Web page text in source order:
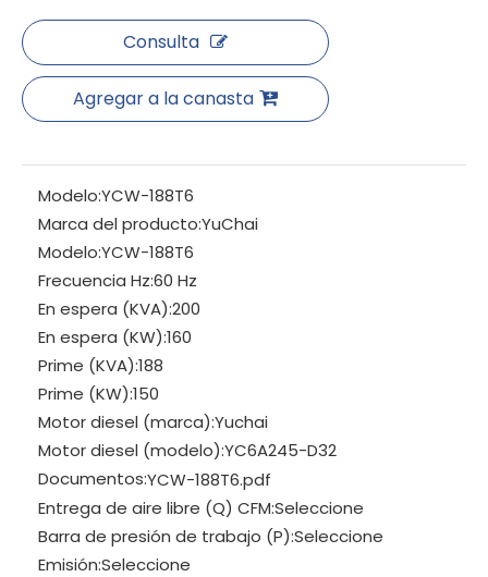
Consulta
Agregar a la canasta
Modelo:YCW-188T6
Marca del producto:YuChai
Modelo:YCW-188T6
Frecuencia Hz:60 Hz
En espera (KVA):200
En espera (KW):160
Prime (KVA):188
Prime (KW):150
Motor diesel (marca):Yuchai
Motor diesel (modelo):YC6A245-D32
Documentos:YCW-188T6.pdf
Entrega de aire libre (Q) CFM:Seleccione
Barra de presión de trabajo (P):Seleccione
Emisión:Seleccione